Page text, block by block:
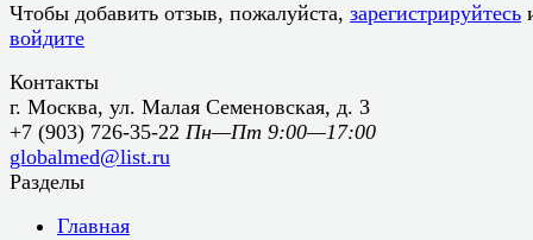
Чтобы добавить отзыв, пожалуйста, зарегистрируйтесь
войдите
Контакты
г. Москва, ул. Малая Семеновская, д. 3
+7 (903) 726-35-22 Пн—Пт 9:00—17:00
globalmed@list.ru
Разделы
Главная